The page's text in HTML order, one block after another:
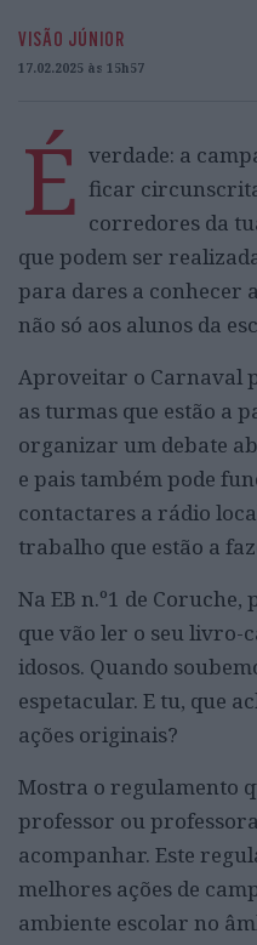
VISÃO JÚNIOR
17.02.2025 às 15h57
É verdade: a
ficar
corredores da
que podem ser
para dares a conhecer
não só aos alunos da
Aproveitar o Carnaval
as turmas que estão a
organizar um debate
e pais também pode
contactares a rádio
trabalho que estão a
Na EB n.º1 de
que vão ler o seu livro-
idosos. Quando
espetacular. E tu, que
ações originais?
Mostra o regulamento
professor ou
acompanhar. Este
melhores ações de
ambiente escolar no